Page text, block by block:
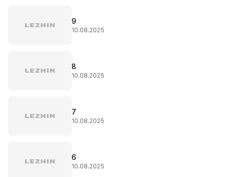
9
10.08.2025
8
10.08.2025
7
10.08.2025
6
10.08.2025